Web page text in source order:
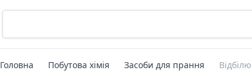
Головна Побутова хімія Засоби для прання